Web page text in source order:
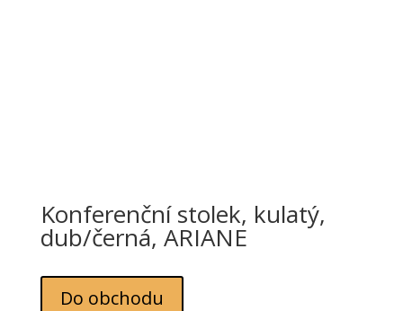
Konferenční stolek, kulatý,
dub/černá, ARIANE
Do obchodu